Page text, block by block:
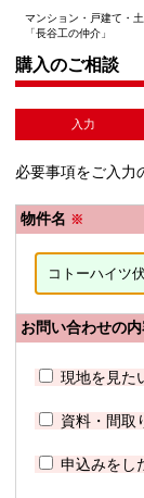
マンション・戸建て・
「長谷工の仲介」
購入のご相談
入力
必要事項をご入力
物件名 ※
お問い合わせの
現地を見た
資料・間取
申込みをし